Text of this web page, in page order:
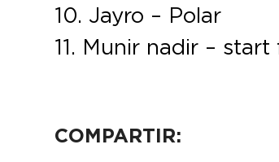
10. Jayro – Polar
11. Munir nadir –
COMPARTIR: